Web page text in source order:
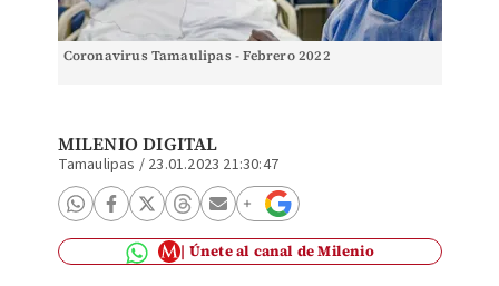
Coronavirus Tamaulipas - Febrero 2022
MILENIO DIGITAL
Tamaulipas / 23.01.2023 21:30:47
Únete al canal de Milenio